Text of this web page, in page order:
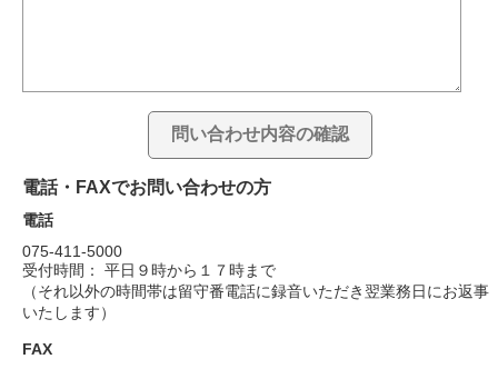
電話・FAXでお問い合わせの方
電話
075-411-5000
受付時間： 平日９時から１７時まで
（それ以外の時間帯は留守番電話に録音いただき翌業務日にお返事
いたします）
FAX